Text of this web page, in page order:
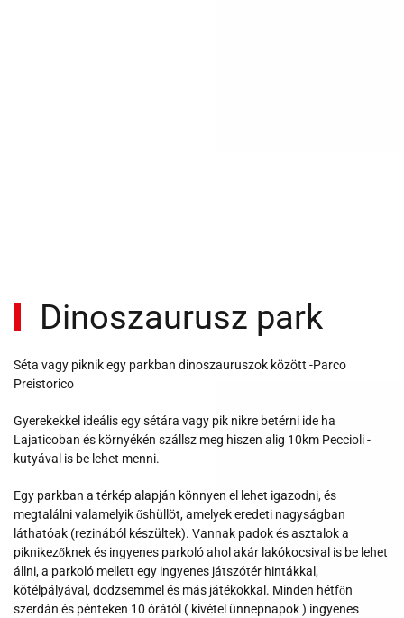
Dinoszaurusz park
Séta vagy piknik egy parkban dinoszauruszok között -Parco
Preistorico
Gyerekekkel ideális egy sétára vagy pik nikre betérni ide ha
Lajaticoban és környékén szállsz meg hiszen alig 10km Peccioli -
kutyával is be lehet menni.
Egy parkban a térkép alapján könnyen el lehet igazodni, és
megtalálni valamelyik őshüllöt, amelyek eredeti nagyságban
láthatóak (rezinából készültek). Vannak padok és asztalok a
piknikezőknek és ingyenes parkoló ahol akár lakókocsival is be lehet
állni, a parkoló mellett egy ingyenes játszótér hintákkal,
kötélpályával, dodzsemmel és más játékokkal. Minden hétfőn
szerdán és pénteken 10 órától ( kivétel ünnepnapok ) ingyenes